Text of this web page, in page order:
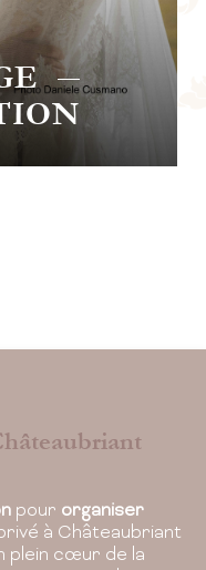
D'HÔTES
3 chambres
et aux prestations
pour organiser
à Châteaubriant
plein cœur de la